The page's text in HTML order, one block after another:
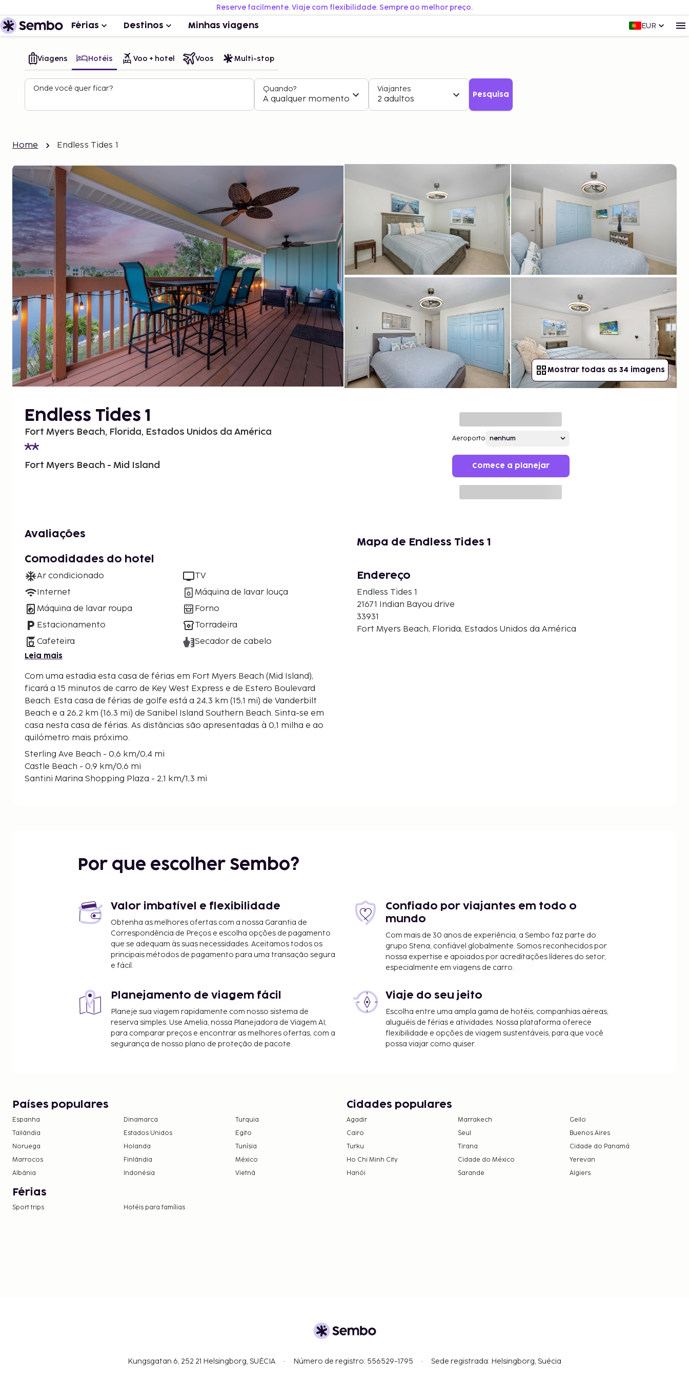
Reserve facilmente. Viaje com flexibilidade. Sempre ao melhor preço.
Férias Destinos Minhas viagens EUR
Viagens Hotéis Voo + hotel Voos Multi-stop
Onde você quer ficar? Quando?
A qualquer momento
Viajantes
2 adultos Pesquisa
Home Endless Tides 1
Mostrar todas as 34 imagens
Endless Tides 1
Fort Myers Beach, Florida, Estados Unidos da América
Fort Myers Beach - Mid Island
Aeroporto
Comece a planejar
Avaliações
Comodidades do hotel
Ar condicionado
Internet
Máquina de lavar roupa
Estacionamento
Cafeteira
TV
Máquina de lavar louça
Forno
Torradeira
Secador de cabelo
Leia mais
Com uma estadia esta casa de férias em Fort Myers Beach (Mid Island),
ficará a 15 minutos de carro de Key West Express e de Estero Boulevard
Beach. Esta casa de férias de golfe está a 24,3 km (15,1 mi) de Vanderbilt
Beach e a 26,2 km (16,3 mi) de Sanibel Island Southern Beach. Sinta-se em
casa nesta casa de férias. As distâncias são apresentadas à 0,1 milha e ao
quilómetro mais próximo.
Sterling Ave Beach - 0,6 km/0,4 mi
Castle Beach - 0,9 km/0,6 mi
Santini Marina Shopping Plaza - 2,1 km/1,3 mi
Crescent Beach Family Park - 5,7 km/3,5 mi
Centro Científico da Marina de Ostego Bay - 7,2 km/4,5 mi
Parque de Bowditch Point - 7,4 km/4,6 mi
Key West Express - 7,6 km/4,7 mi
O aeroporto principal mais próximo é o de Fort Myers, Florida (RSW-
Aeroporto Internacional de Southwest Florida) - 38,8 km/24,1 mi
Mapa de Endless Tides 1
Endereço
Endless Tides 1
21671 Indian Bayou drive
33931
Fort Myers Beach, Florida, Estados Unidos da América
Por que escolher Sembo?
Valor imbatível e flexibilidade
Obtenha as melhores ofertas com a nossa Garantia de
Correspondência de Preços e escolha opções de pagamento
que se adequam às suas necessidades. Aceitamos todos os
principais métodos de pagamento para uma transação segura
e fácil.
Confiado por viajantes em todo o
mundo
Com mais de 30 anos de experiência, a Sembo faz parte do
grupo Stena, confiável globalmente. Somos reconhecidos por
nossa expertise e apoiados por acreditações líderes do setor,
especialmente em viagens de carro.
Planejamento de viagem fácil
Planeje sua viagem rapidamente com nosso sistema de
reserva simples. Use Amelia, nossa Planejadora de Viagem AI,
para comparar preços e encontrar as melhores ofertas, com a
segurança de nosso plano de proteção de pacote.
Viaje do seu jeito
Escolha entre uma ampla gama de hotéis, companhias aéreas,
aluguéis de férias e atividades. Nossa plataforma oferece
flexibilidade e opções de viagem sustentáveis, para que você
possa viajar como quiser.
Países populares
Espanha Dinamarca
Turquia
Tailândia
Estados Unidos
Egito
Noruega
Holanda
Tunísia
Marrocos
Finlândia
México
Albânia
Indonésia Vietnã
Cidades populares
Agadir Marrakech
Geilo
Cairo
Seul
Buenos Aires
Turku
Tirana
Cidade do Panamá
Ho Chi Minh City
Cidade do México
Yerevan
Hanói
Sarande Algiers
Férias
Sport trips Hotéis para famílias
Kungsgatan 6, 252 21 Helsingborg, SUÉCIA Número de registro: 556529-1795 Sede registrada: Helsingborg, Suécia